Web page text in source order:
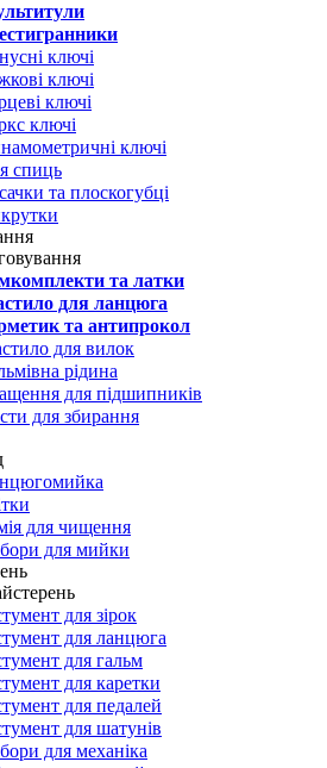
ключі
ключі
ключі
ключі
ключі
спиць
та плоскогубці
та латки
для ланцюга
та антипрокол
для вилок
рідина
для підшипників
для збирання
для чищення
для мийки
для зірок
для ланцюга
для гальм
для каретки
для педалей
для шатунів
для механіка